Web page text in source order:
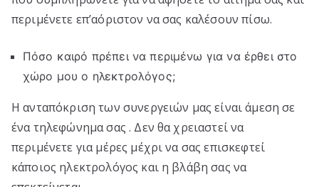
περιμένετε επ’αόριστον να σας καλέσουν πίσω.
Πόσο καιρό πρέπει να περιμένω για να έρθει στο
χώρο μου ο ηλεκτρολόγος;
Η ανταπόκριση των συνεργειών μας είναι άμεση σε
ένα τηλεφώνημα σας . Δεν θα χρειαστεί να
περιμένετε για μέρες μέχρι να σας επισκεφτεί
κάποιος ηλεκτρολόγος και η βλάβη σας να